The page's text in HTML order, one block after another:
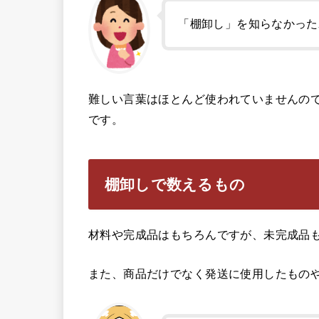
「棚卸し」を知らなかっ
難しい言葉はほとんど使われていませんの
です。
棚卸しで数えるもの
材料や完成品はもちろんですが、未完成品
また、商品だけでなく発送に使用したもの